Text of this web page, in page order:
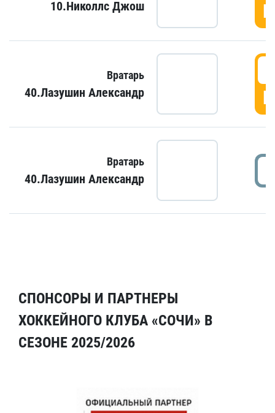
10.Николлс Джош
Вратарь
40.Лазушин Александр
Вратарь
40.Лазушин Александр
СПОНСОРЫ И ПАРТНЕРЫ
ХОККЕЙНОГО КЛУБА «СОЧИ» В
СЕЗОНЕ 2025/2026